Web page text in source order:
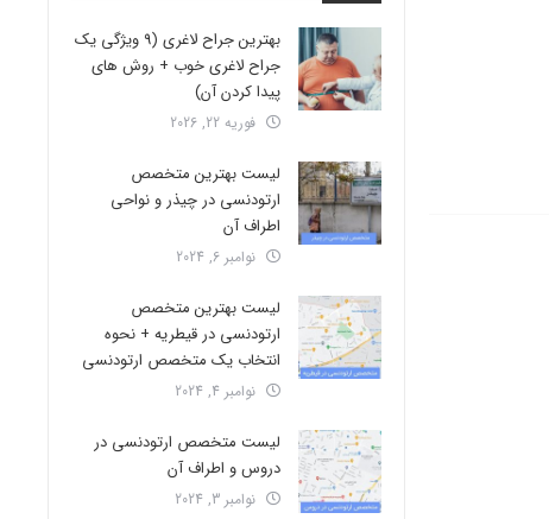
بهترین جراح لاغری (9 ویژگی یک
جراح لاغری خوب + روش های
پیدا کردن آن)
فوریه 22, 2026
لیست بهترین متخصص
ارتودنسی در چیذر و نواحی
اطراف آن
نوامبر 6, 2024
لیست بهترین متخصص
ارتودنسی در قیطریه + نحوه
انتخاب یک متخصص ارتودنسی
نوامبر 4, 2024
لیست متخصص ارتودنسی در
دروس و اطراف آن
نوامبر 3, 2024